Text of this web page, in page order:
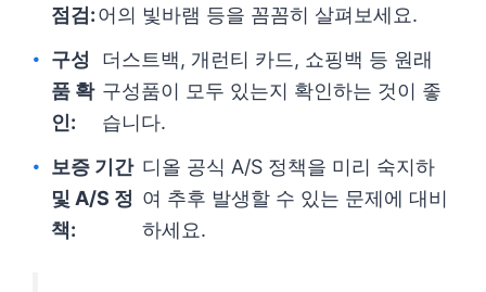
점검:어의 빛바램 등을 꼼꼼히 살펴보세요.
구성
품 확
인:
더스트백, 개런티 카드, 쇼핑백 등 원래
구성품이 모두 있는지 확인하는 것이 좋
습니다.
보증 기간
및 A/S 정
책:
디올 공식 A/S 정책을 미리 숙지하
여 추후 발생할 수 있는 문제에 대비
하세요.